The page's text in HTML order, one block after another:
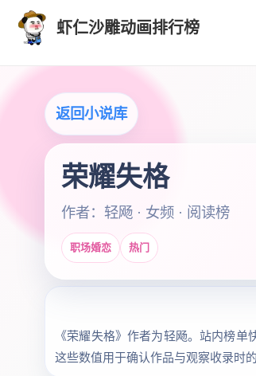
虾仁沙雕动画排行榜
返回小说库
荣耀失格
作者：轻飏 · 女频 · 阅读榜
职场婚恋 热门
《荣耀失格》作者为轻飏。站内榜
这些数值用于确认作品与观察收录时